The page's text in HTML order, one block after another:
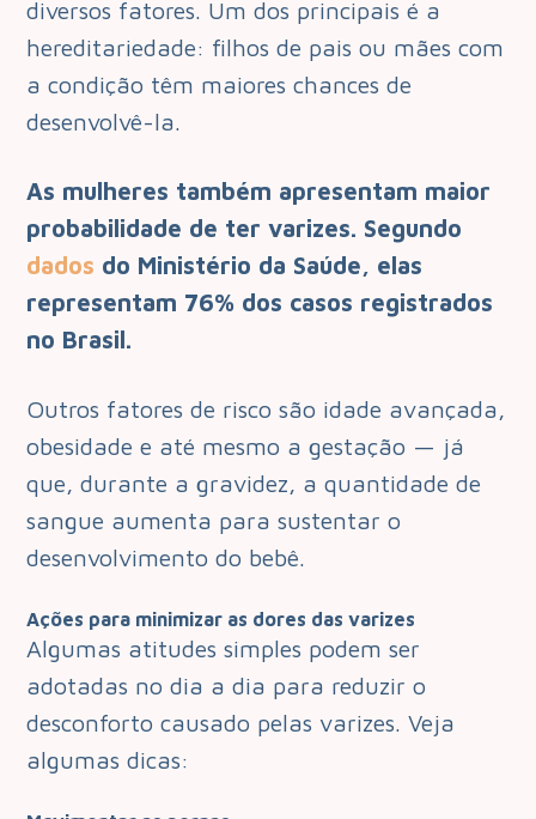
diversos fatores. Um dos principais é a
hereditariedade: filhos de pais ou mães com
a condição têm maiores chances de
desenvolvê-la.
As mulheres também apresentam maior
probabilidade de ter varizes. Segundo
dados do Ministério da Saúde, elas
representam 76% dos casos registrados
no Brasil.
Outros fatores de risco são idade avançada,
obesidade e até mesmo a gestação — já
que, durante a gravidez, a quantidade de
sangue aumenta para sustentar o
desenvolvimento do bebê.
Ações para minimizar as dores das varizes
Algumas atitudes simples podem ser
adotadas no dia a dia para reduzir o
desconforto causado pelas varizes. Veja
algumas dicas: